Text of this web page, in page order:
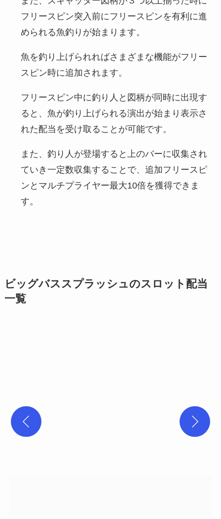
フリースピン突入前にフリースピンを有利に進
められる魚釣りが始まります。
魚を釣り上げられればさまざまな機能がフリー
スピン時に追加されます。
フリースピン中に釣り人と図柄が同時に出現す
ると、魚が釣り上げられる演出が始まり表示さ
れた配当を受け取ることが可能です。
また、釣り人が登場すると上のバーに収集され
ていき一定数収集することで、追加フリースピ
ンとマルチプライヤー最大10倍を獲得できま
す。
ビッグバススプラッシュのスロット配当
一覧